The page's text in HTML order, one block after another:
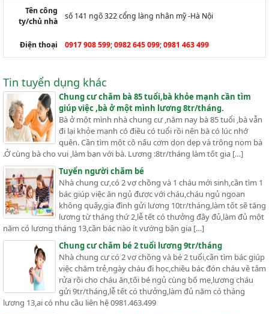
Tên công
ty/chủ nhà
số 141 ngõ 322 cổng làng nhân mỹ -Hà Nội
Điện thoại 0917 908 599;0982 645 099;0981 463 499
Tin tuyển dụng khác
Chung cư chăm bà 85 tuổi,bà khỏe mạnh cần tìm
giúp việc ,bà ở một mình lương 8tr/tháng.
Bà ở một mình nhà chung cư ,năm nay bà 85 tuổi ,bà vẫn
đi lại khỏe mạnh có điều có tuổi rồi nên bà có lúc nhớ
quên. Cần tìm một cô nấu cơm dọn dẹp và trông nom bà
.Ở cùng bà cho vui ,làm bạn với bà. Lương :8tr/tháng làm tốt gia […]
Tuyển người chăm bé
Nhà chung cư,có 2 vợ chồng và 1 cháu mới sinh,cần tìm 1
bác giúp việc ăn ngủ được với cháu,cháu ngủ ngoan
không quấy,gia đình gửi lương 10tr/tháng,làm tốt sẽ tăng
lương từ tháng thứ 2,lễ tết có thưởng đầy đủ,làm đủ một
năm có lương tháng 13,cần bác nào ít vướng bận gia […]
Chung cư chăm bé 2 tuổi lương 9tr/tháng
Nhà chung cư có 2 vợ chồng và bé 2 tuổi,cần tìm bác giúp
việc chăm trẻ,ngày cháu đi học,chiều bác đón cháu về tắm
rửa rồi cho cháu ăn,tối bé ngủ cùng bố mẹ,lương cháu
gửi 9tr/tháng,lễ tết có thưởng,làm đủ năm có tháng
lương 13,ai có nhu cầu liên hệ 0981.463.499